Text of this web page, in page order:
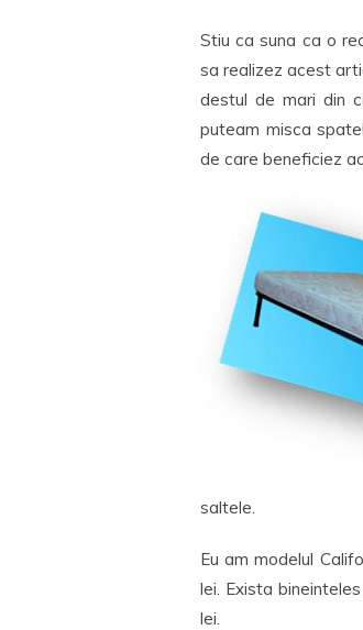
Stiu ca suna ca o
sa realizez acest
destul de mari din
puteam misca
de care beneficiez
saltele.
Eu am modelul
lei. Exista
lei.